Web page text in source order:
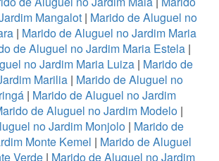
Mangalot| Marido de Aluguel no
| Marido de Aluguel no Jardim Maria
de Aluguel no Jardim Maria Estela|
no Jardim Maria Luiza | Marido de
Marilia| Marido de Aluguel no
| Marido de Aluguel no Jardim
de Aluguel no Jardim Modelo |
no Jardim Monjolo | Marido de
Monte Kemel | Marido de Aluguel
Verde | Marido de Aluguel no Jardim